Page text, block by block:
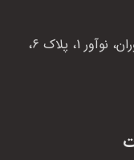
تهران، شهرک صنعتی پرند، خیابان نوآوران، نوآور 1، پلاک 6،